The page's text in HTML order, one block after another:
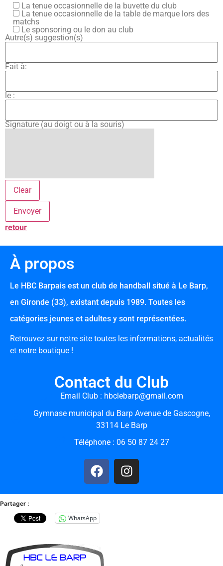
La tenue occasionnelle de la buvette du club
La tenue occasionnelle de la table de marque lors des
matchs
Le sponsoring ou le don au club
Autre(s) suggestion(s)
Fait à:
le :
Signature (au doigt ou à la souris)
Clear
retour
À propos
Le HBC Barpais est un club de handball situé à Le Barp,
en Gironde (33), existant depuis 1989. Toutes les
catégories jeunes et adultes y sont représentées.
Retrouvez sur notre site toutes les informations, actualités
et notre boutique !
Contact du Club
Email Club : hbclebarp@gmail.com
Gymnase municipal du Barp Avenue de Gascogne,
33114 Le Barp
Téléphone : 06 50 87 24 27
Partager :
WhatsApp